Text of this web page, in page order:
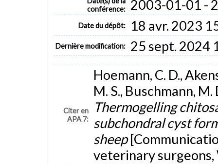
conférence:
2003-01-01 -
Date du dépôt: 18 avr. 2023
Dernière modification: 25 sept. 2024
Citer en
APA 7:
Hoemann, C. D.,
M. S., Buschmann,
Thermogelling
subchondral cyst
sheep
veterinary surgeons,